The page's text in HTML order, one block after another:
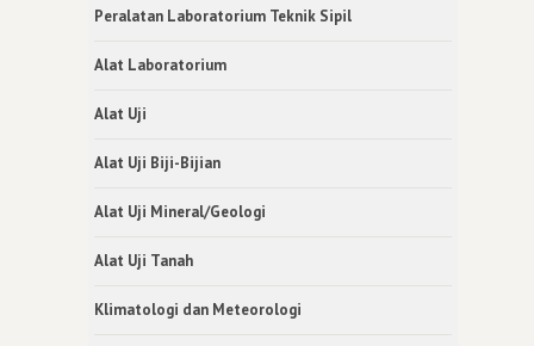
Peralatan Laboratorium Teknik Sipil
Alat Laboratorium
Alat Uji
Alat Uji Biji-Bijian
Alat Uji Mineral/Geologi
Alat Uji Tanah
Klimatologi dan Meteorologi